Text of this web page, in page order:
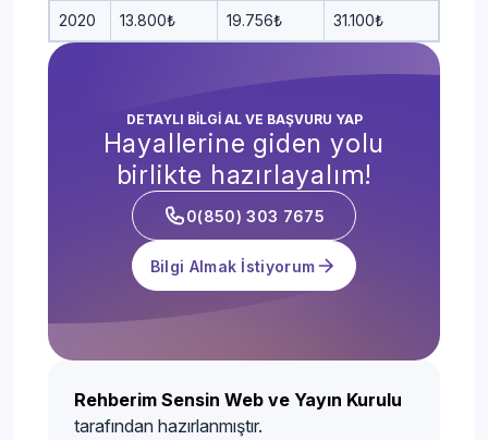
2020 13.800₺ 19.756₺ 31.100₺
DETAYLI BİLGİ AL VE BAŞVURU YAP
Hayallerine giden yolu
birlikte hazırlayalım!
0(850) 303 7675
Bilgi Almak İstiyorum
Rehberim Sensin Web ve Yayın Kurulu
tarafından hazırlanmıştır.